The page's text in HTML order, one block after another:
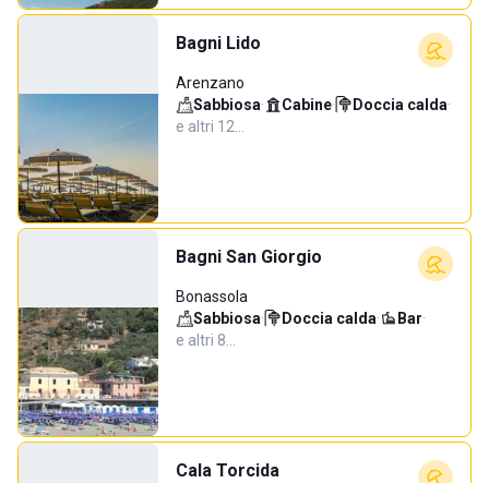
Bagni Lido
Arenzano
Sabbiosa· Cabine· Doccia calda·
e altri 12…
Bagni San Giorgio
Bonassola
Sabbiosa· Doccia calda· Bar·
e altri 8…
Cala Torcida